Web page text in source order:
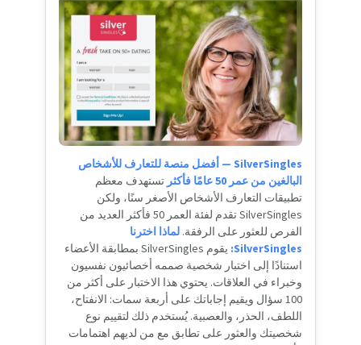
SilverSingles — أفضل منصة للتعارف للأشخاص
البالغين من عمر 50 عامًا فأكثر
تستهدف معظم
تطبيقات التعارف الأشخاص الأصغر سنًا، ولكن
SilverSingles تقدم لفئة العمر 50 فأكثر العديد من
الفرص للعثور على الرفقة. لماذا اخترنا
SilverSingles:
يقوم SilverSingles بمطابقة الأعضاء
استنادًا إلى اختبار شخصية صممه أخصائيون نفسيون
وخبراء في العلاقات. يحتوي هذا الاختبار على أكثر من
100 سؤال ويقيم إجاباتك على أربعة سمات: الانفتاح،
اللطف، الحذر، والعصبية. يُستخدم ذلك لتقييم نوع
شخصيتك والعثور على تطابق مع من لديهم اهتمامات